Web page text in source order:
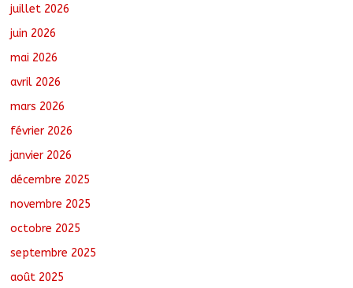
juillet 2026
juin 2026
mai 2026
avril 2026
mars 2026
février 2026
janvier 2026
décembre 2025
novembre 2025
octobre 2025
septembre 2025
août 2025